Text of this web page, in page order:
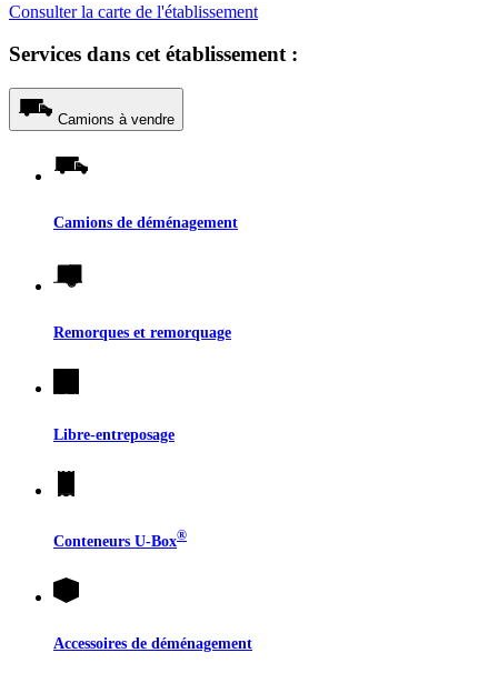
Consulter la carte de l'établissement
Services dans cet établissement :
Camions à vendre
Camions de déménagement
Remorques et remorquage
Libre-entreposage
Conteneurs U-Box®
Accessoires de déménagement